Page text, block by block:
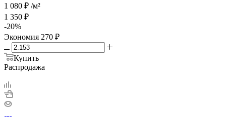
1 080 ₽ /м²
1 350 ₽
-20%
Экономия 270 ₽
Купить
Распродажа